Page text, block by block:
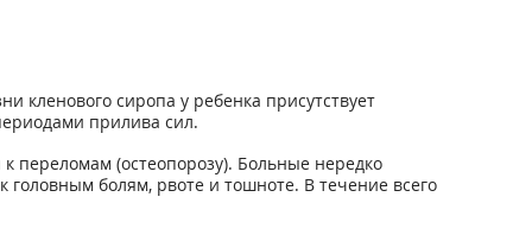
кленового сиропа у ребенка присутствует
прилива сил.
переломам (остеопорозу). Больные нередко
болям, рвоте и тошноте. В течение всего